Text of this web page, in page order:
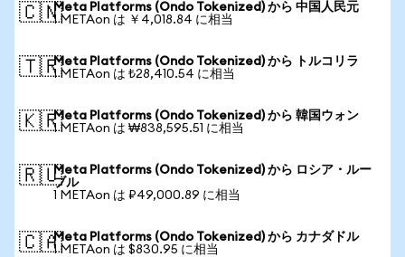
🇨🇳Meta Platforms (Ondo Tokenized) から 中国人民元
1 METAon は ￥4,018.84 に相当
🇹🇷Meta Platforms (Ondo Tokenized) から トルコリラ
1 METAon は ₺28,410.54 に相当
🇰🇷Meta Platforms (Ondo Tokenized) から 韓国ウォン
1 METAon は ₩838,595.51 に相当
🇷🇺Meta Platforms (Ondo Tokenized) から ロシア・ルー
ブル
1 METAon は ₽49,000.89 に相当
🇨🇦Meta Platforms (Ondo Tokenized) から カナダドル
1 METAon は $830.95 に相当